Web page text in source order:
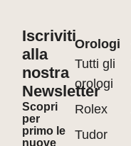
Iscriviti
alla
nostra
Newsletter
Scopri
per
primo le
nuove
Orologi
Tutti gli
orologi
Rolex
Tudor